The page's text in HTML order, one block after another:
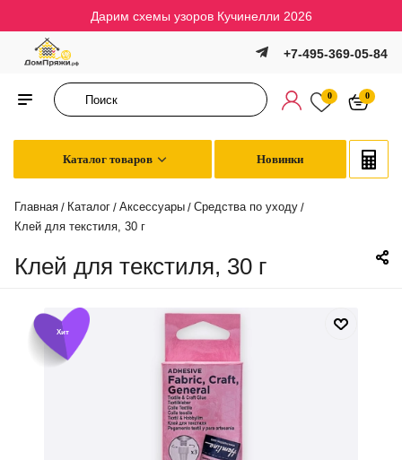
Дарим схемы узоров Кучинелли 2026
+7-495-369-05-84
0 0
Каталог товаров Новинки
Главная / Каталог / Аксессуары / Средства по уходу /
Клей для текстиля, 30 г
Клей для текстиля, 30 г
Хит